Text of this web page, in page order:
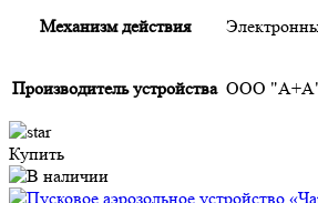
Механизм действия
Производитель устройства ООО "А+А"
Купить